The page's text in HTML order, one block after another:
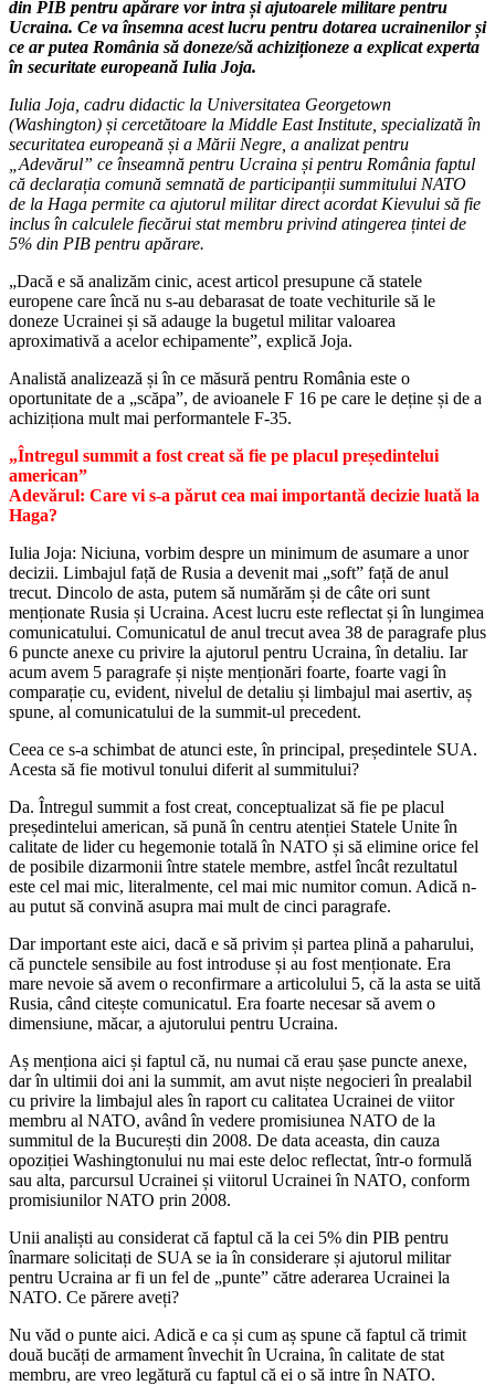
din PIB pentru apărare vor intra și ajutoarele militare pentru
Ucraina. Ce va însemna acest lucru pentru dotarea ucrainenilor și
ce ar putea România să doneze/să achiziționeze a explicat experta
în securitate europeană Iulia Joja.
Iulia Joja, cadru didactic la Universitatea Georgetown
(Washington) și cercetătoare la Middle East Institute, specializată în
securitatea europeană și a Mării Negre, a analizat pentru
„Adevărul” ce înseamnă pentru Ucraina și pentru România faptul
că declarația comună semnată de participanții summitului NATO
de la Haga permite ca ajutorul militar direct acordat Kievului să fie
inclus în calculele fiecărui stat membru privind atingerea țintei de
5% din PIB pentru apărare.
„Dacă e să analizăm cinic, acest articol presupune că statele
europene care încă nu s-au debarasat de toate vechiturile să le
doneze Ucrainei și să adauge la bugetul militar valoarea
aproximativă a acelor echipamente”, explică Joja.
Analistă analizează și în ce măsură pentru România este o
oportunitate de a „scăpa”, de avioanele F 16 pe care le deține și de a
achiziționa mult mai performantele F-35.
„Întregul summit a fost creat să fie pe placul președintelui
american”
Adevărul: Care vi s-a părut cea mai importantă decizie luată la
Haga?
Iulia Joja: Niciuna, vorbim despre un minimum de asumare a unor
decizii. Limbajul față de Rusia a devenit mai „soft” față de anul
trecut. Dincolo de asta, putem să numărăm și de câte ori sunt
menționate Rusia și Ucraina. Acest lucru este reflectat și în lungimea
comunicatului. Comunicatul de anul trecut avea 38 de paragrafe plus
6 puncte anexe cu privire la ajutorul pentru Ucraina, în detaliu. Iar
acum avem 5 paragrafe și niște menționări foarte, foarte vagi în
comparație cu, evident, nivelul de detaliu și limbajul mai asertiv, aș
spune, al comunicatului de la summit-ul precedent.
Ceea ce s-a schimbat de atunci este, în principal, președintele SUA.
Acesta să fie motivul tonului diferit al summitului?
Da. Întregul summit a fost creat, conceptualizat să fie pe placul
președintelui american, să pună în centru atenției Statele Unite în
calitate de lider cu hegemonie totală în NATO și să elimine orice fel
de posibile dizarmonii între statele membre, astfel încât rezultatul
este cel mai mic, literalmente, cel mai mic numitor comun. Adică n-
au putut să convină asupra mai mult de cinci paragrafe.
Dar important este aici, dacă e să privim și partea plină a paharului,
că punctele sensibile au fost introduse și au fost menționate. Era
mare nevoie să avem o reconfirmare a articolului 5, că la asta se uită
Rusia, când citește comunicatul. Era foarte necesar să avem o
dimensiune, măcar, a ajutorului pentru Ucraina.
Aș menționa aici și faptul că, nu numai că erau șase puncte anexe,
dar în ultimii doi ani la summit, am avut niște negocieri în prealabil
cu privire la limbajul ales în raport cu calitatea Ucrainei de viitor
membru al NATO, având în vedere promisiunea NATO de la
summitul de la București din 2008. De data aceasta, din cauza
opoziției Washingtonului nu mai este deloc reflectat, într-o formulă
sau alta, parcursul Ucrainei și viitorul Ucrainei în NATO, conform
promisiunilor NATO prin 2008.
Unii analiști au considerat că faptul că la cei 5% din PIB pentru
înarmare solicitați de SUA se ia în considerare și ajutorul militar
pentru Ucraina ar fi un fel de „punte” către aderarea Ucrainei la
NATO. Ce părere aveți?
Nu văd o punte aici. Adică e ca și cum aș spune că faptul că trimit
două bucăți de armament învechit în Ucraina, în calitate de stat
membru, are vreo legătură cu faptul că ei o să intre în NATO.